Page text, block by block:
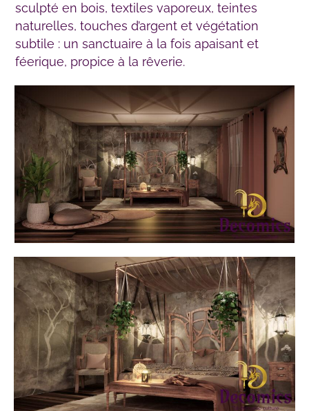
sculpté en bois, textiles vaporeux, teintes
naturelles, touches d’argent et végétation
subtile : un sanctuaire à la fois apaisant et
féerique, propice à la rêverie.